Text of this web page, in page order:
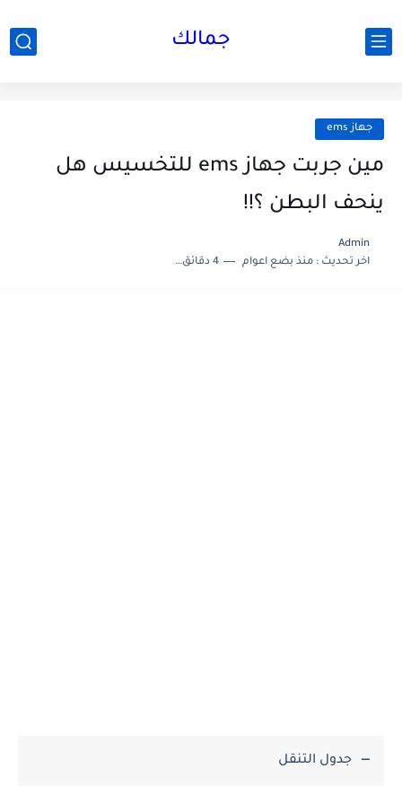
جمالك
جهاز ems
مين جربت جهاز ems للتخسيس هل
ينحف البطن ؟!!
Admin
اخر تحديث :منذ بضع اعوام 4 دقائق للقراءة
جدول التنقل